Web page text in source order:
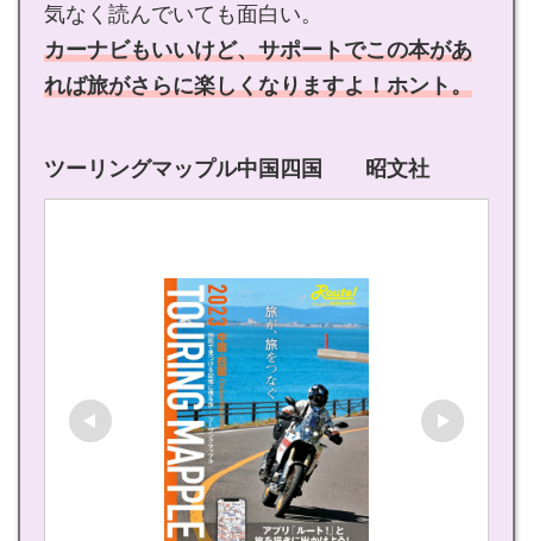
気なく読んでいても面白い。
カーナビもいいけど、サポートでこの本があ
れば旅がさらに楽しくなりますよ！ホント。
ツーリングマップル中国四国 昭文社